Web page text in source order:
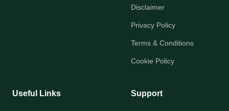
Disclaimer
Privacy Policy
Terms & Conditions
Cookie Policy
Useful Links Support